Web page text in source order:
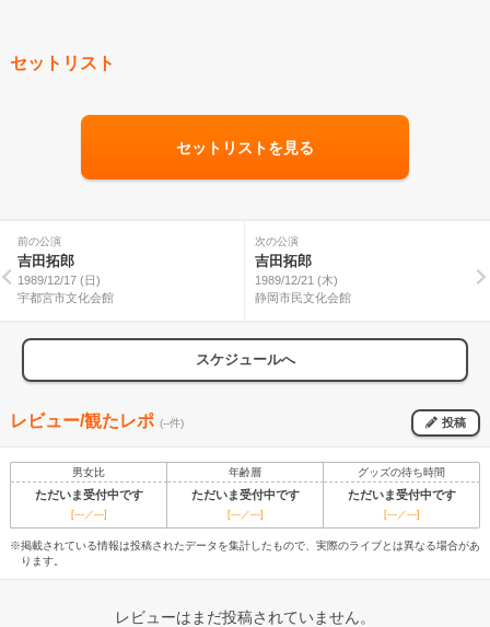
セットリスト
セットリストを見る
前の公演
吉田拓郎
1989/12/17 (日)
宇都宮市文化会館
次の公演
吉田拓郎
1989/12/21 (木)
静岡市民文化会館
スケジュールへ
レビュー/観たレポ (--件) 投稿
男女比 年齢層 グッズの待ち時間
ただいま受付中です ただいま受付中です ただいま受付中です
[---／---] [---／---] [---／---]
※掲載されている情報は投稿されたデータを集計したもので、実際のライブとは異なる場合があ
ります。
レビューはまだ投稿されていません。